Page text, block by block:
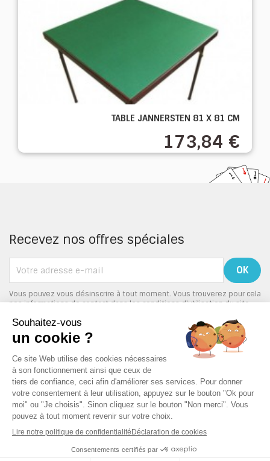
TABLE JANNERSTEN 81 X 81 CM
173,84 €
Recevez nos offres spéciales
Vous pouvez vous désinscrire à tout moment. Vous trouverez pour cela
nos informations de contact dans les conditions d'utilisation du site.
PRODUITS
NOTRE SOCIÉTÉ 
VOTRE COMPTE
INFORMATIONS